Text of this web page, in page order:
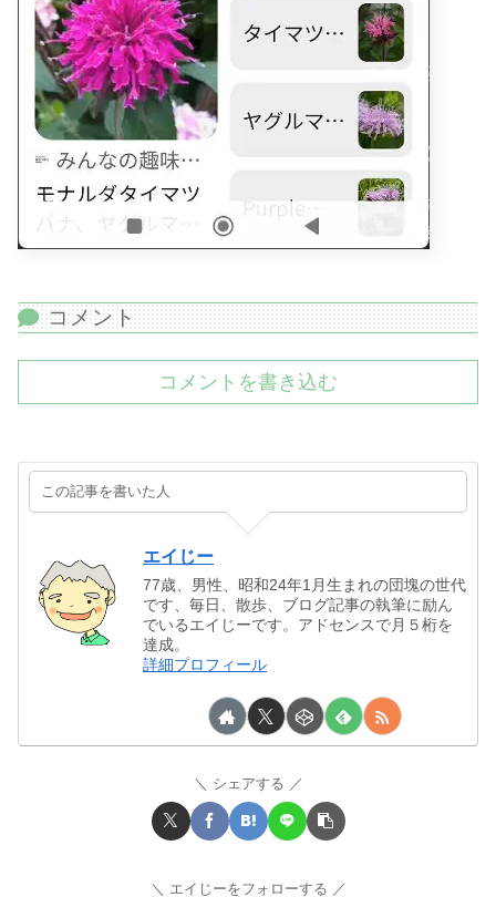
コメント
コメントを書き込む
この記事を書いた人
エイじー
77歳、男性、昭和24年1月生まれの団塊の世代
です、毎日、散歩、ブログ記事の執筆に励ん
でいるエイじーです。アドセンスで月５桁を
達成。
詳細プロフィール
シェアする
エイじーをフォローする